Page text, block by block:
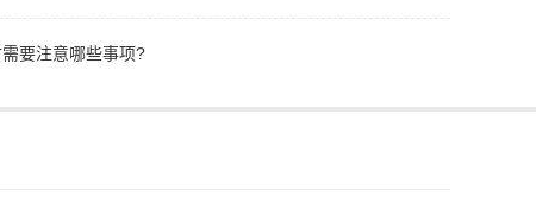
要注意哪些事项?